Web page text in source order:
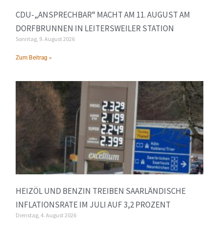
CDU-„ANSPRECHBAR“ MACHT AM 11. AUGUST AM
DORFBRUNNEN IN LEITERSWEILER STATION
Sonntag, 9. August 2026
Zum Beitrag »
HEIZÖL UND BENZIN TREIBEN SAARLÄNDISCHE
INFLATIONSRATE IM JULI AUF 3,2 PROZENT
Dienstag, 4. August 2026